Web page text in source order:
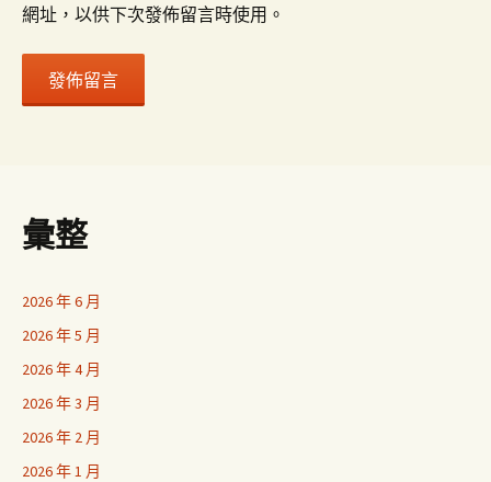
網址，以供下次發佈留言時使用。
彙整
2026 年 6 月
2026 年 5 月
2026 年 4 月
2026 年 3 月
2026 年 2 月
2026 年 1 月